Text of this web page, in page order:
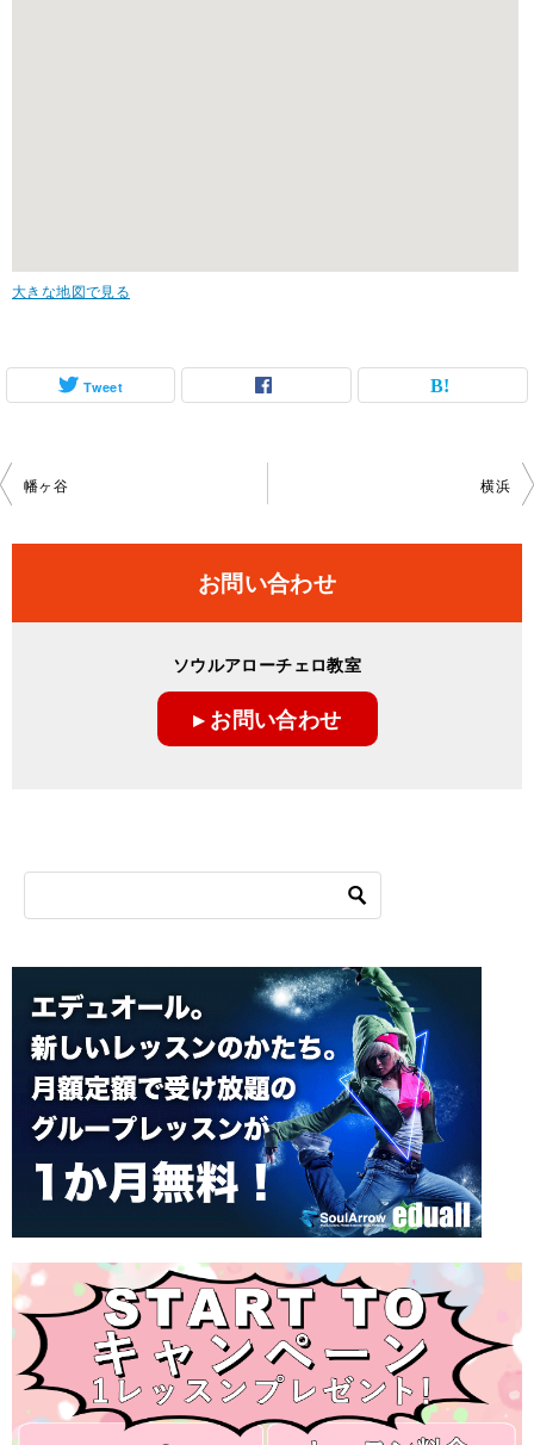
大きな地図で見る
Tweet
投
ビ
幡ヶ谷 横浜
お問い合わせ
ソウルアローチェロ教室
▸ お問い合わせ